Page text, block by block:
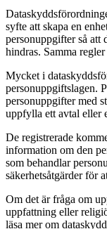
syfte att skapa en
personuppgifter så
hindras. Samma
Mycket i
personuppgiftslagen.
personuppgifter med
uppfylla ett avtal eller
De registrerade
information om den
som behandlar
säkerhetsåtgärder för
Om det är fråga om
uppfattning eller
läsa mer om